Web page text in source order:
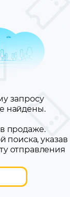
запросу
найдены.
продаже.
поиска, указав
отправления